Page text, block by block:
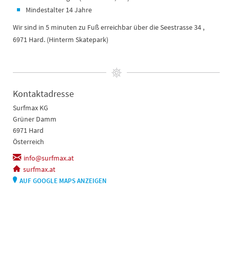
Mindestalter 14 Jahre
Wir sind in 5 minuten zu Fuß erreichbar über die Seestrasse 34 ,
6971 Hard. (Hinterm Skatepark)
Kontaktadresse
Surfmax KG
Grüner Damm
6971 Hard
Österreich
info@surfmax.at
surfmax.at
AUF GOOGLE MAPS ANZEIGEN